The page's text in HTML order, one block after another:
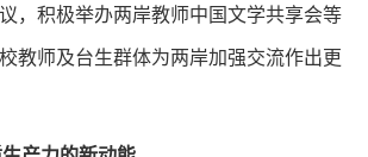
，积极举办两岸教师中国文学共享会等
教师及台生群体为两岸加强交流作出更